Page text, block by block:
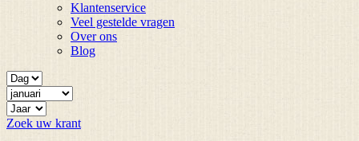
Klantenservice
Veel gestelde vragen
Over ons
Blog
Zoek uw krant